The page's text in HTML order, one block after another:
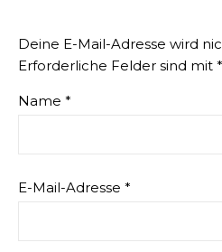
Deine E-Mail-Adresse wird
Erforderliche Felder sind mit *
Name *
E-Mail-Adresse *